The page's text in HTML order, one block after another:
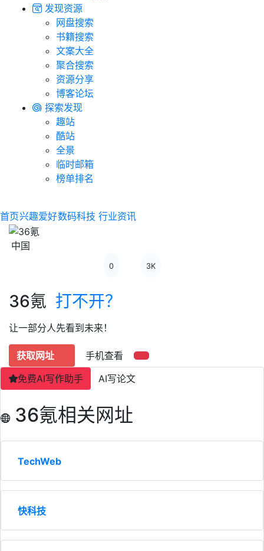
发现资源
网盘搜索
书籍搜索
文案大全
聚合搜索
资源分享
博客论坛
探索发现
趣站
酷站
全景
临时邮箱
榜单排名
首页兴趣爱好数码科技 行业资讯
中国
0 3K
36氪 打不开？
让一部分人先看到未来！
获取网址
手机查看
免费AI写作助手
AI写论文
36氪相关网址
TechWeb
快科技